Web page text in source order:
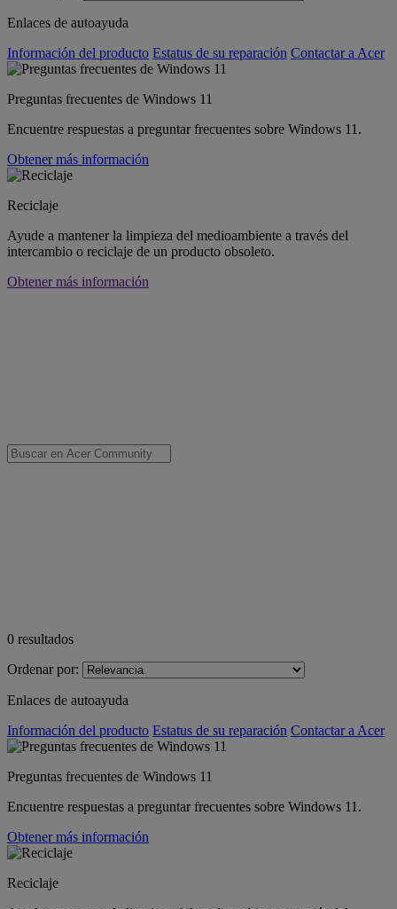
Enlaces de autoayuda
Información del producto Estatus de su reparación Contactar a Acer
Preguntas frecuentes de Windows 11
Encuentre respuestas a preguntar frecuentes sobre Windows 11.
Obtener más información
Reciclaje
Ayude a mantener la limpieza del medioambiente a través del
intercambio o reciclaje de un producto obsoleto.
Obtener más información
0 resultados
Ordenar por:
Enlaces de autoayuda
Información del producto Estatus de su reparación Contactar a Acer
Preguntas frecuentes de Windows 11
Encuentre respuestas a preguntar frecuentes sobre Windows 11.
Obtener más información
Reciclaje